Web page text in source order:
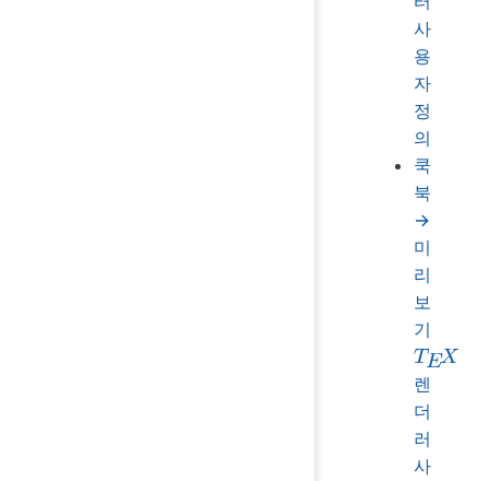
사
용
자
정
의
쿡
북
→
미
리
보
기
TE
렌
더
러
사